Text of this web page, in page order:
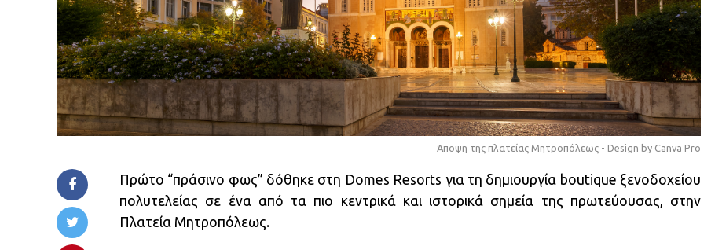
Άποψη της πλατείας Μητροπόλεως - Design by Canva Pro
Πρώτο “πράσινο φως” δόθηκε στη Domes Resorts για τη δημιουργία boutique ξενοδοχείου
πολυτελείας σε ένα από τα πιο κεντρικά και ιστορικά σημεία της πρωτεύουσας, στην
Πλατεία Μητροπόλεως.